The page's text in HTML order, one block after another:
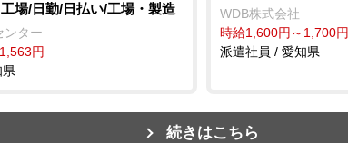
場/日勤/日払い/工場・製造
ンター
円
県
WDB株式会社
時給1,600円～1,700円
派遣社員 / 愛知県
続きはこちら